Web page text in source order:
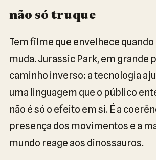
não só truque
Tem filme que envelhece
muda. Jurassic Park, em grande
caminho inverso: a tecnologia
uma linguagem que o público
não é só o efeito em si. É a
presença dos movimentos e a
mundo reage aos dinossauros.